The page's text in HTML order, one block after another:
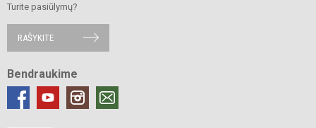
Turite pasiūlymų?
RAŠYKITE
Bendraukime